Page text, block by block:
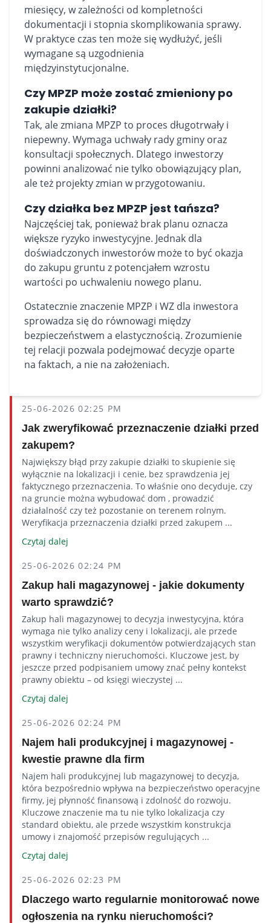
miesięcy, w zależności od kompletności
dokumentacji i stopnia skomplikowania sprawy.
W praktyce czas ten może się wydłużyć, jeśli
wymagane są uzgodnienia
międzyinstytucjonalne.
Czy MPZP może zostać zmieniony po
zakupie działki?
Tak, ale zmiana MPZP to proces długotrwały i
niepewny. Wymaga uchwały rady gminy oraz
konsultacji społecznych. Dlatego inwestorzy
powinni analizować nie tylko obowiązujący plan,
ale też projekty zmian w przygotowaniu.
Czy działka bez MPZP jest tańsza?
Najczęściej tak, ponieważ brak planu oznacza
większe ryzyko inwestycyjne. Jednak dla
doświadczonych inwestorów może to być okazja
do zakupu gruntu z potencjałem wzrostu
wartości po uchwaleniu nowego planu.
Ostatecznie znaczenie MPZP i WZ dla inwestora
sprowadza się do równowagi między
bezpieczeństwem a elastycznością. Zrozumienie
tej relacji pozwala podejmować decyzje oparte
na faktach, a nie na założeniach.
25-06-2026 02:25 PM
Jak zweryfikować przeznaczenie działki przed
zakupem?
Największy błąd przy zakupie działki to skupienie się
wyłącznie na lokalizacji i cenie, bez sprawdzenia jej
faktycznego przeznaczenia. To właśnie ono decyduje, czy
na gruncie można wybudować dom , prowadzić
działalność czy też pozostanie on terenem rolnym.
Weryfikacja przeznaczenia działki przed zakupem ...
Czytaj dalej
25-06-2026 02:24 PM
Zakup hali magazynowej - jakie dokumenty
warto sprawdzić?
Zakup hali magazynowej to decyzja inwestycyjna, która
wymaga nie tylko analizy ceny i lokalizacji, ale przede
wszystkim weryfikacji dokumentów potwierdzających stan
prawny i techniczny nieruchomości. Kluczowe jest, by
jeszcze przed podpisaniem umowy znać pełny kontekst
prawny obiektu – od księgi wieczystej ...
Czytaj dalej
25-06-2026 02:24 PM
Najem hali produkcyjnej i magazynowej -
kwestie prawne dla firm
Najem hali produkcyjnej lub magazynowej to decyzja,
która bezpośrednio wpływa na bezpieczeństwo operacyjne
firmy, jej płynność finansową i zdolność do rozwoju.
Kluczowe znaczenie ma tu nie tylko lokalizacja czy
standard obiektu, ale przede wszystkim konstrukcja
umowy i znajomość przepisów regulujących ...
Czytaj dalej
25-06-2026 02:23 PM
Dlaczego warto regularnie monitorować nowe
ogłoszenia na rynku nieruchomości?